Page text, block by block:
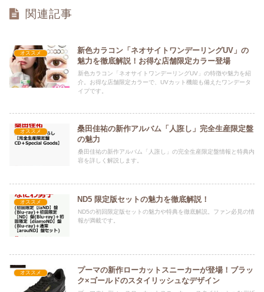
関連記事
オススメ
新色カラコン「ネオサイトワンデーリングUV」の
魅力を徹底解説！お得な店舗限定カラー登場
新色カラコン「ネオサイトワンデーリングUV」の特徴や魅力を紹
介。お得な店舗限定カラーで、UVカット機能も備えたワンデータ
イプです。
オススメ
桑田佳祐の新作アルバム「人誑し」完全生産限定盤
の魅力
桑田佳祐の新作アルバム「人誑し」の完全生産限定盤情報と特典内
容を詳しく解説します。
オススメ ND5 限定版セットの魅力を徹底解説！
ND5の初回限定版セットの魅力や特典を徹底解説。ファン必見の情
報が満載です。
オススメ
プーマの新作ローカットスニーカーが登場！ブラッ
ク×ゴールドのスタイリッシュなデザイン